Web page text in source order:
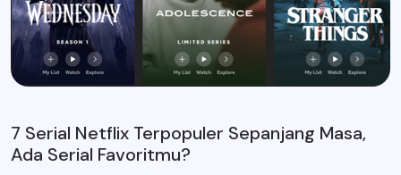
7 Serial Netflix Terpopuler Sepanjang Masa,
Ada Serial Favoritmu?